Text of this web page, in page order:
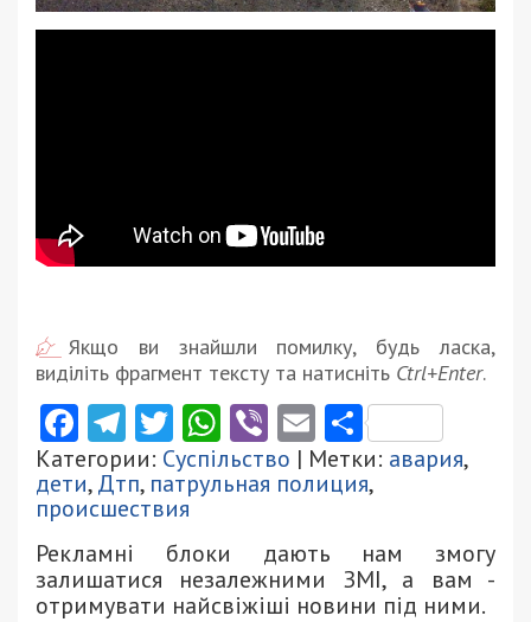
Якщо ви знайшли помилку, будь ласка,
виділіть фрагмент тексту та натисніть Ctrl+Enter.
Facebook
Telegram
Twitter
WhatsApp
ViberEmail
Категории: Суспільство | Метки: авария,
дети,Дтп, патрульная полиция,
происшествия
Рекламні блоки дають нам змогу
залишатися незалежними ЗМІ, а вам -
отримувати найсвіжіші новини під ними.